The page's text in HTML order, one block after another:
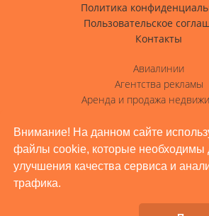
Внимание! На данном сайте
файлы cookie, которые необходимы
улучшения качества сервиса и
трафика.
Политика
Пользовательское
Контакты
Авиалинии
Агентства рекламы
Аренда и продажа
Гостиницы, отели
Доставка грузов
Заводы,